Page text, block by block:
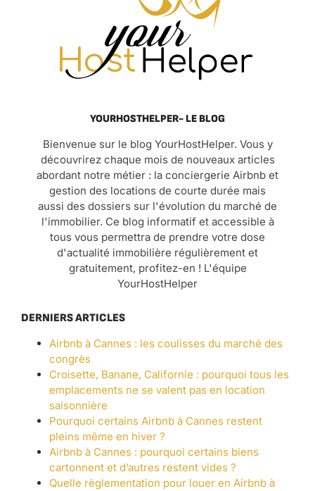
YOURHOSTHELPER- LE BLOG
Bienvenue sur le blog YourHostHelper. Vous y
découvrirez chaque mois de nouveaux articles
abordant notre métier : la conciergerie Airbnb et
gestion des locations de courte durée mais
aussi des dossiers sur l'évolution du marché de
l'immobilier. Ce blog informatif et accessible à
tous vous permettra de prendre votre dose
d'actualité immobilière régulièrement et
gratuitement, profitez-en ! L'équipe
YourHostHelper
DERNIERS ARTICLES
Airbnb à Cannes : les coulisses du marché des
congrès
Croisette, Banane, Californie : pourquoi tous les
emplacements ne se valent pas en location
saisonnière
Pourquoi certains Airbnb à Cannes restent
pleins même en hiver ?
Airbnb à Cannes : pourquoi certains biens
cartonnent et d’autres restent vides ?
Quelle règlementation pour louer en Airbnb à